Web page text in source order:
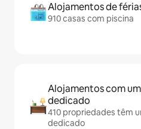
Alojamentos de
910 casas com piscina
Alojamentos com
dedicado
410 propriedades têm
dedicado